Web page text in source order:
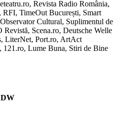
Revista Radio România,
TimeOut București, Smart
Cultural, Suplimentul de
Scena.ro, Deutsche Welle
LiterNet, Port.ro, ArtAct
121.ro, Lume Buna, Stiri de Bine